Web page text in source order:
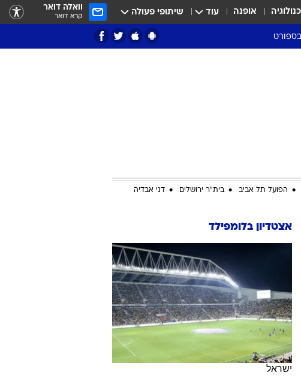
אופנה עוד שיתופי פעולה וואלה דואר
קרא דואר
בממלכה
של ספורט1
מדורים מחוץ לקווים
משרד החוץ
הפועל תל אביב בית"ר ירושלים דני אבדיה
אצטדיון בלומפילד
ישראל